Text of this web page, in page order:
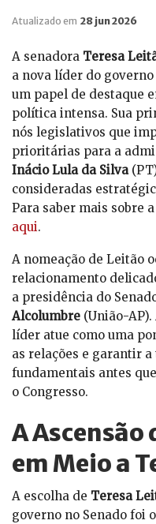
Atualizado em 28 jun 2026
A senadora Teresa
a nova líder do
um papel de destaque
política intensa. Sua
nós legislativos que
prioritárias para a
Inácio Lula da Silva
consideradas
Para saber mais sobre
aqui.
A nomeação de Leitão
relacionamento
a presidência do
Alcolumbre (União-
líder atue como uma
as relações e garantir
fundamentais antes
o Congresso.
A Ascensão
em Meio a
A escolha de Teresa
governo no Senado foi